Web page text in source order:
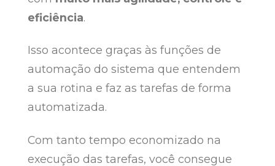
eficiência.
Isso acontece graças às funções de
automação do sistema que entendem
a sua rotina e faz as tarefas de forma
automatizada.
Com tanto tempo economizado na
execução das tarefas, você consegue